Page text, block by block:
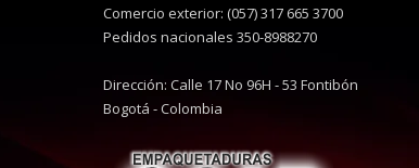
Comercio exterior: (057) 317 665 3700
Pedidos nacionales 350-8988270
Dirección: Calle 17 No 96H - 53 Fontibón
Bogotá - Colombia